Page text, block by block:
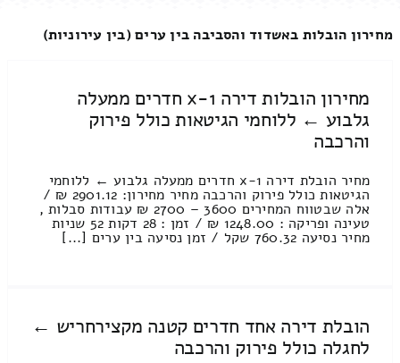
מחירון הובלות באשדוד והסביבה בין ערים (בין עירוניות)
מחירון הובלות דירה 1-x חדרים ממעלה
גלבוע ← ללוחמי הגיטאות כולל פירוק
והרכבה
מחיר הובלת דירה 1-x חדרים ממעלה גלבוע ← ללוחמי
הגיטאות כולל פירוק והרכבה מחיר מחירון: 2901.12 ₪ /
אלה שבטווח המחירים 3600 – 2700 ₪ עבודות סבלות ,
טעינה ופריקה : 1248.00 ₪ / זמן : 28 דקות 52 שניות
מחיר נסיעה 760.32 שקל / זמן נסיעה בין ערים [...]
הובלת דירה אחד חדרים קטנה מקצירחריש ←
לחגלה כולל פירוק והרכבה